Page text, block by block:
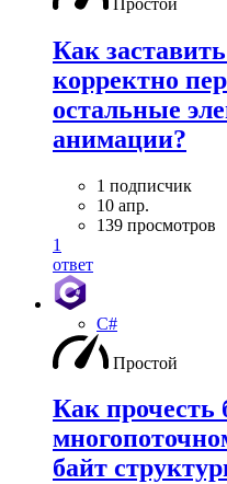
Как
корректно
остальные
анимации?
1 подписчик
10 апр.
139 просмотров
1
ответ
C#
Простой
Как прочесть
байт